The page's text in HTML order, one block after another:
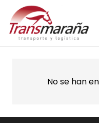
No se han